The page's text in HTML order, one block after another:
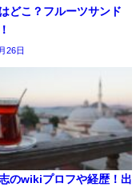
どこ？フルーツサンド
26日
のwikiプロフや経歴！出